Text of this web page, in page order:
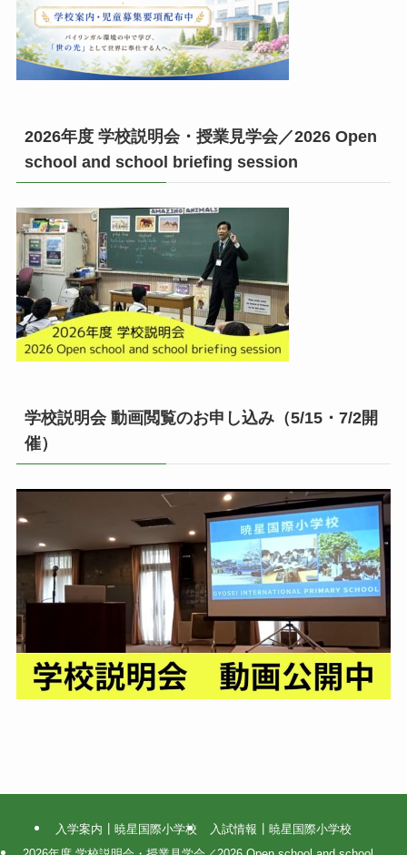
2026年度 学校説明会・授業見学会／2026 Open
school and school briefing session
学校説明会 動画閲覧のお申し込み（5/15・7/2開
催）
入学案内┃暁星国際小学校
入試情報┃暁星国際小学校